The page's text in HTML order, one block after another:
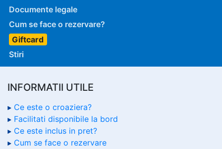
Documente legale
Cum se face o rezervare?
Giftcard
Stiri
INFORMATII UTILE
Ce este o croaziera?
Facilitati disponibile la bord
Ce este inclus in pret?
Cum se face o rezervare